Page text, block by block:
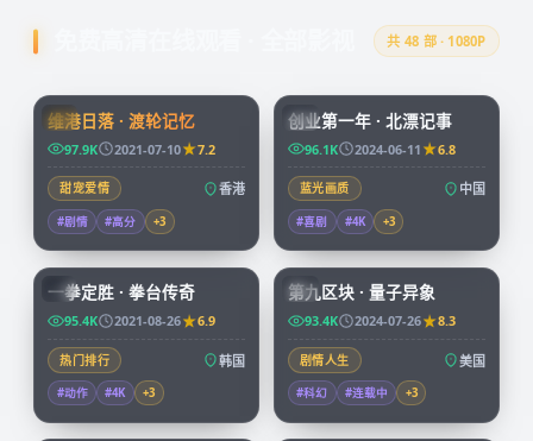
共 48 部 · 1080P
HK
维港日落 · 渡轮记忆
97.9K 2021-07-10 7.2
甜宠爱情 香港
#剧情 #高分 +3
CN
创业第一年 · 北漂记事
96.1K 2024-06-11 6.8
蓝光画质 中国
#喜剧 #4K +3
KR
96:07
一拳定胜 · 拳台传奇
95.4K 2021-08-26 6.9
热门排行 韩国
#动作 #4K +3
CN
99:49
第九区块 · 量子异象
93.4K 2024-07-26 8.3
剧情人生 美国
#科幻 #连载中 +3
56:16